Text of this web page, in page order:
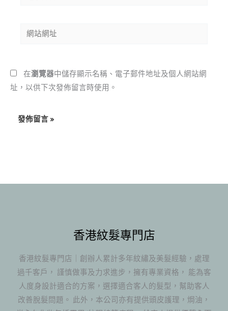
件
網
址
在瀏覽器中儲存顯示名稱、電子郵件地址及個人網站網
址，以供下次發佈留言時使用。
香港紋髮專門店
香港紋髮專門店｜創辦人累計多年紋繡及美髮經驗，處理
過千客戶， 謹慎做事及力求進步，擁有專業資格， 能為客
人度身設計適合的方案，選擇適合客人的髮型，幫助客人
改善脫髮問題。 此外，本公司亦有提供頭皮護理，焗油，